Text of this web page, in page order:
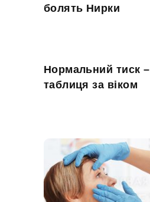
болять Нирки
Нормальний тиск –
таблиця за віком